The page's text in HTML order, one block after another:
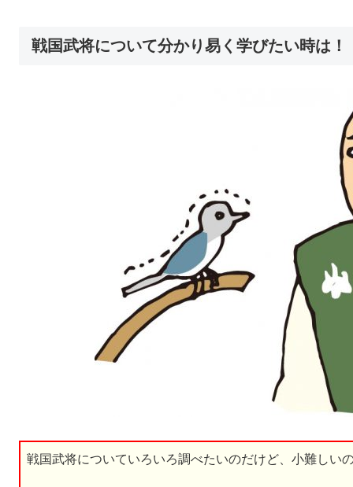
戦国武将について分かり易く学びたい時は！
戦国武将についていろいろ調べたいのだけど、小難しい